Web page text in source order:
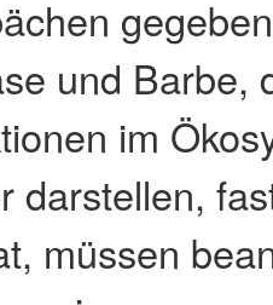
und Barbe,
im
darstellen,
müssen